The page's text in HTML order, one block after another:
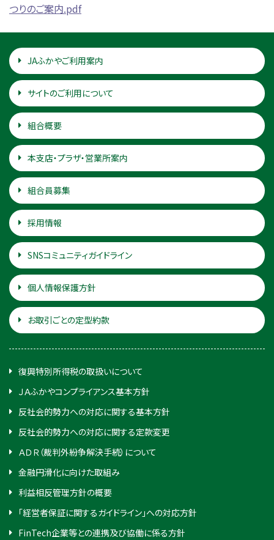
つりのご案内.pdf
JAふかやご利用案内
サイトのご利用について
組合概要
本支店・プラザ・営業所案内
組合員募集
採用情報
SNSコミュニティガイドライン
個人情報保護方針
お取引ごとの定型約款
復興特別所得税の取扱いについて
ＪＡふかやコンプライアンス基本方針
反社会的勢力への対応に関する基本方針
反社会的勢力への対応に関する定款変更
ＡＤＲ（裁判外紛争解決手続）について
金融円滑化に向けた取組み
利益相反管理方針の概要
「経営者保証に関するガイドライン」への対応方針
FinTech企業等との連携及び協働に係る方針